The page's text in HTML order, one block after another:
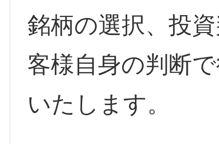
銘柄の選択、投
客様自身の判断
いたします。